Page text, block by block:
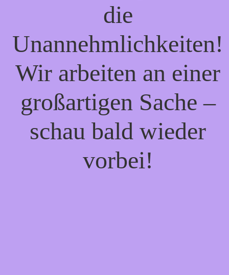
die
Unannehmlichkeiten!
Wir arbeiten an einer
großartigen Sache –
schau bald wieder
vorbei!